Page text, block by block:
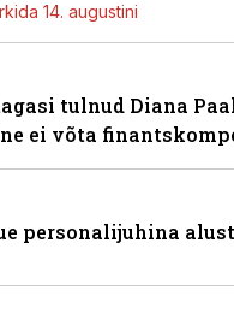
14. augustini
tulnud Diana
ei võta
personalijuhina